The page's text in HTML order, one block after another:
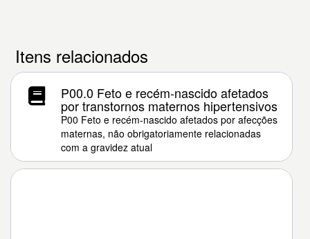
Itens relacionados
P00.0 Feto e recém-nascido afetados
por transtornos maternos hipertensivos
P00 Feto e recém-nascido afetados por afecções
maternas, não obrigatoriamente relacionadas
com a gravidez atual